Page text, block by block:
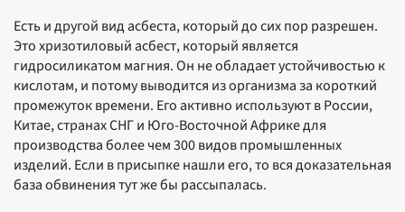
Есть и другой вид асбеста, который до сих пор разрешен.
Это хризотиловый асбест, который является
гидросиликатом магния. Он не обладает устойчивостью к
кислотам, и потому выводится из организма за короткий
промежуток времени. Его активно используют в России,
Китае, странах СНГ и Юго-Восточной Африке для
производства более чем 300 видов промышленных
изделий. Если в присыпке нашли его, то вся доказательная
база обвинения тут же бы рассыпалась.